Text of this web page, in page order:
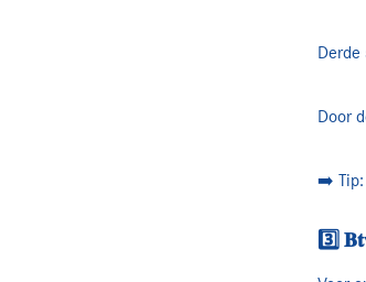
Door
➡️ Tip:
3️⃣